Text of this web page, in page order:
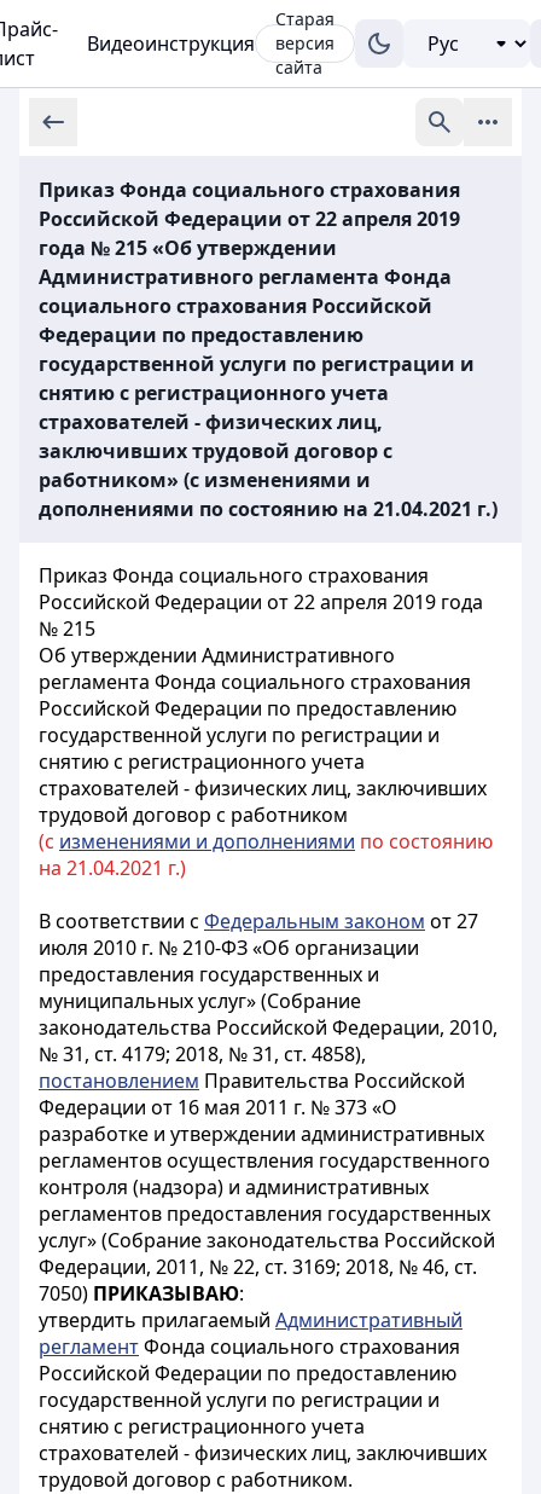
Видеоинструкция
Старая
версия
сайта
Приказ Фонда социального страхования
Российской Федерации от 22 апреля 2019
года № 215 «Об утверждении
Административного регламента Фонда
социального страхования Российской
Федерации по предоставлению
государственной услуги по регистрации и
снятию с регистрационного учета
страхователей - физических лиц,
заключивших трудовой договор с
работником» (с изменениями и
дополнениями по состоянию на 21.04.2021 г.)
Приказ Фонда социального страхования
Российской Федерации от 22 апреля 2019 года
№ 215
Об утверждении Административного
регламента Фонда социального страхования
Российской Федерации по предоставлению
государственной услуги по регистрации и
снятию с регистрационного учета
страхователей - физических лиц, заключивших
трудовой договор с работником
(с изменениями и дополнениями по состоянию
на 21.04.2021 г.)
В соответствии с Федеральным законом от 27
июля 2010 г. № 210-ФЗ «Об организации
предоставления государственных и
муниципальных услуг» (Собрание
законодательства Российской Федерации, 2010,
№ 31, ст. 4179; 2018, № 31, ст. 4858),
постановлением Правительства Российской
Федерации от 16 мая 2011 г. № 373 «О
разработке и утверждении административных
регламентов осуществления государственного
контроля (надзора) и административных
регламентов предоставления государственных
услуг» (Собрание законодательства Российской
Федерации, 2011, № 22, ст. 3169; 2018, № 46, ст.
7050) ПРИКАЗЫВАЮ:
утвердить прилагаемый Административный
регламентФонда социального страхования
Российской Федерации по предоставлению
государственной услуги по регистрации и
снятию с регистрационного учета
страхователей - физических лиц, заключивших
трудовой договор с работником.